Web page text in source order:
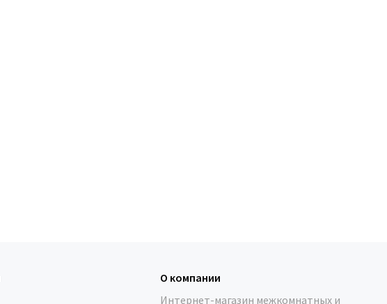
О компании
Интернет-магазин межкомнатных и